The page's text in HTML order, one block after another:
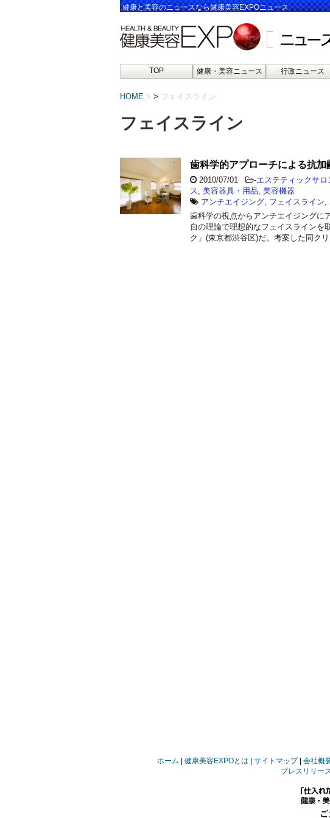
健康と美容のニュースなら健康美容EXPOニュース
TOP 健康・美容ニュース 行政ニュース
HOME > フェイスライン
フェイスライン
歯科学的アプローチによる抗加
2010/07/01 -エステティックサロ
ス
美容器具・用品 美容機器
アンチエイジング フェイスライン
歯科学の視点からアンチエイジングに
自の理論で理想的なフェイスラインを
ク」(東京都渋谷区)だ。考案した同ク
ホーム 健康美容EXPOとは サイトマップ 会社概
プレスリリー